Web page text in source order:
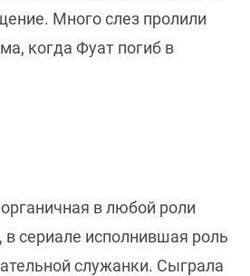
Много слез пролили
когда Фуат погиб в
в любой роли
в сериале исполнившая роль
служанки. Сыграла